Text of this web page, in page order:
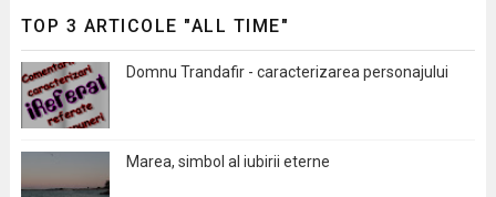
TOP 3 ARTICOLE "ALL TIME"
Domnu Trandafir - caracterizarea personajului
Marea, simbol al iubirii eterne